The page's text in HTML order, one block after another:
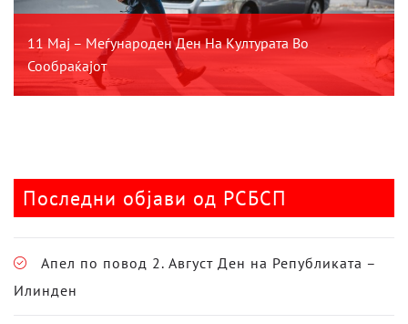
11 Мај – Меѓународен Ден На Културата Во
Сообраќајот
Последни објави од РСБСП
Апел по повод 2. Август Ден на Републиката –
Илинден